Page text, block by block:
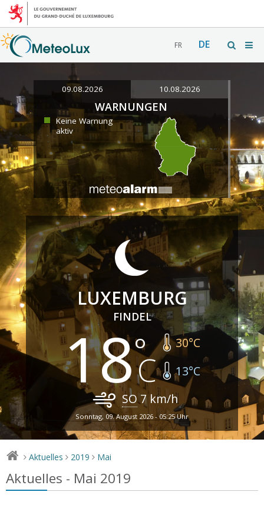
FR DE
09.08.2026 10.08.2026
WARNUNGEN
Keine Warnung
aktiv
LUXEMBURG
FINDEL
18 30°C
13°C
SO7 km/h
Sonntag, 09. August 2026 - 05:25 Uhr
> Aktuelles > 2019 > Mai
Aktuelles - Mai 2019